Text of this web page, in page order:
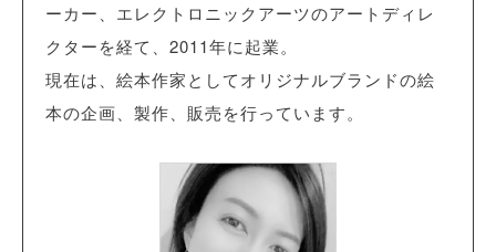
ーカー、エレクトロニックアーツのアートディレ
クターを経て、2011年に起業。
現在は、絵本作家としてオリジナルブランドの絵
本の企画、製作、販売を行っています。